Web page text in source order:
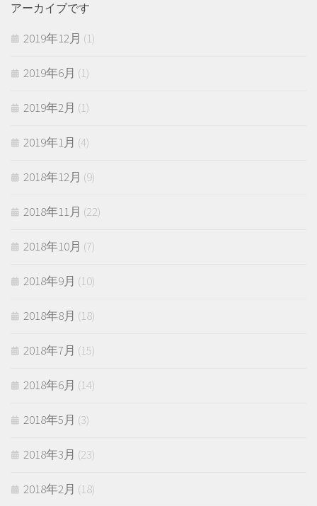
アーカイブです
2019年12月 (1)
2019年6月 (1)
2019年2月 (1)
2019年1月 (4)
2018年12月 (9)
2018年11月 (22)
2018年10月 (7)
2018年9月 (10)
2018年8月 (18)
2018年7月 (15)
2018年6月 (14)
2018年5月 (3)
2018年3月 (23)
2018年2月 (18)